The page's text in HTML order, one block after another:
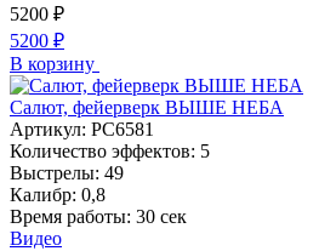
5200 ₽
5200 ₽
В корзину
Салют, фейерверк ВЫШЕ НЕБА
Артикул: РС6581
Количество эффектов: 5
Выстрелы: 49
Калибр: 0,8
Время работы: 30 сек
Видео